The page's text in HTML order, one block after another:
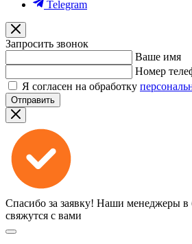
Telegram
Запросить звонок
Ваше имя
Номер
Я согласен на обработку
Отправить
Спасибо за заявку! Наши менеджеры в
свяжутся с вами